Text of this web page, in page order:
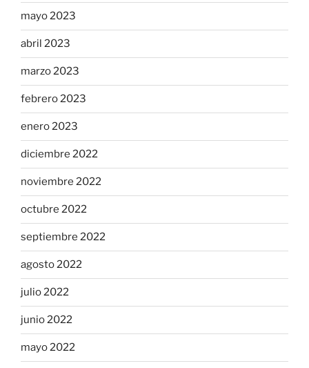
mayo 2023
abril 2023
marzo 2023
febrero 2023
enero 2023
diciembre 2022
noviembre 2022
octubre 2022
septiembre 2022
agosto 2022
julio 2022
junio 2022
mayo 2022